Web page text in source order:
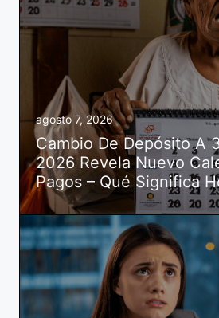
agosto 7, 2026
Cambio De Depósito A
2026 Revela Nuevo
Pagos – Qué Significa